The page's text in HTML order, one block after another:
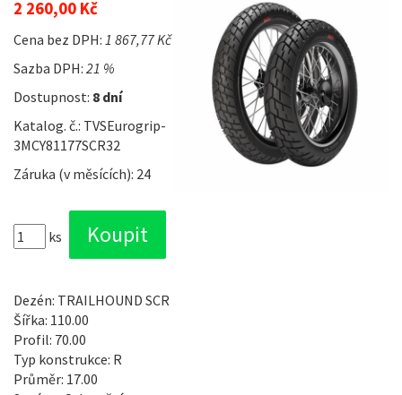
2 260,00 Kč
Cena bez DPH: 1 867,77 Kč
Sazba DPH: 21 %
Dostupnost: 8 dní
Katalog. č.: TVSEurogrip-
3MCY81177SCR32
Záruka (v měsících): 24
ks
Dezén: TRAILHOUND SCR
Šířka: 110.00
Profil: 70.00
Typ konstrukce: R
Průměr: 17.00